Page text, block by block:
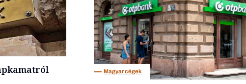
Magyar cégek